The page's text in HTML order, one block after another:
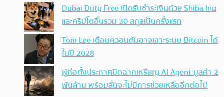
Dubai Duty Free เปิดรับชำระเงินด้วย Shiba Inu
และคริปโตอื่นรวม 30 สกุลเป็นครั้งแรก
Tom Lee เตือนควอนตัมอาจเจาะระบบ Bitcoin ได้
ในปี 2028
ผู้ก่อตั้งประกาศปิดฉากเหรียญ AI Agent มูลค่า 2
พันล้าน พร้อมลั่นจะไม่มีการช่วยเหลืออีกต่อไป